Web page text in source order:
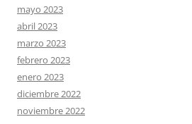
mayo 2023
abril 2023
marzo 2023
febrero 2023
enero 2023
diciembre 2022
noviembre 2022